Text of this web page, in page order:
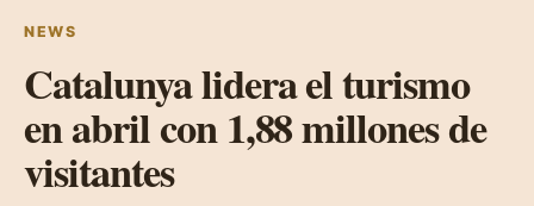
NEWS
Catalunya lidera el turismo
en abril con 1,88 millones de
visitantes